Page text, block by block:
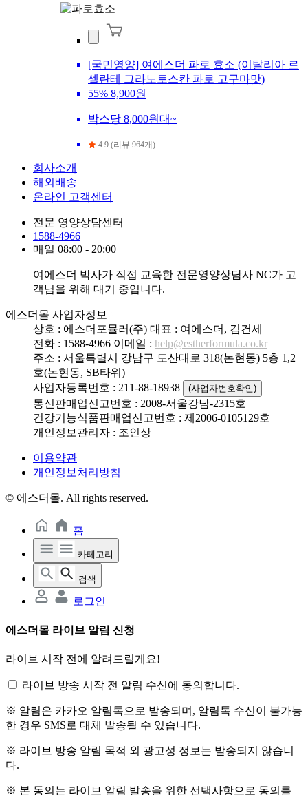
[국민영양] 여에스더 파로 효소 (이탈리아 르
셀란테 그라노토스칸 파로 고구마맛)
55% 8,900원
박스당 8,000원대~
4.9 (리뷰 964개)
회사소개
해외배송
온라인 고객센터
전문 영양상담센터
1588-4966
매일 08:00 - 20:00
여에스더 박사가 직접 교육한 전문영양상담사 NC가 고
객님을 위해 대기 중입니다.
에스더몰 사업자정보
상호 : 에스더포뮬러(주) 대표 : 여에스더, 김건세
전화 : 1588-4966 이메일 : help@estherformula.co.kr
주소 : 서울특별시 강남구 도산대로 318(논현동) 5층 1,2
호(논현동, SB타워)
사업자등록번호 : 211-88-18938
(사업자번호확인)
통신판매업신고번호 : 2008-서울강남-2315호
건강기능식품판매업신고번호 : 제2006-0105129호
개인정보관리자 : 조인상
이용약관
개인정보처리방침
© 에스더몰. All rights reserved.
홈
카테고리
검색
로그인
에스더몰 라이브 알림 신청
라이브 시작 전에 알려드릴게요!
라이브 방송 시작 전 알림 수신에 동의합니다.
※ 알림은 카카오 알림톡으로 발송되며, 알림톡 수신이 불가능
한 경우 SMS로 대체 발송될 수 있습니다.
※ 라이브 방송 알림 목적 외 광고성 정보는 발송되지 않습니
다.
※ 본 동의는 라이브 알림 발송을 위한 선택사항으로 동의를